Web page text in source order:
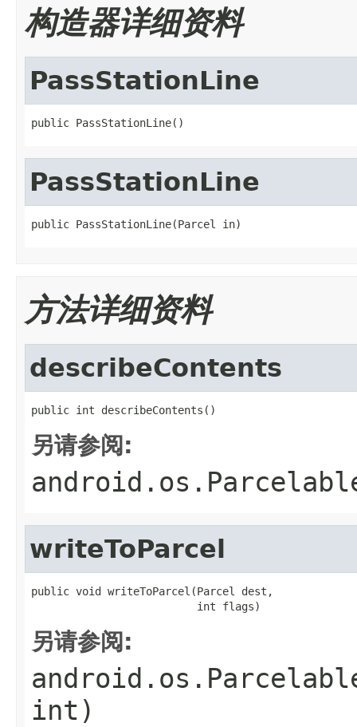
构造器详细资料
PassStationLine
public PassStationLine()
PassStationLine
public PassStationLine(Parcel in)
方法详细资料
describeContents
public int describeContents()
另请参阅:
writeToParcel
public void writeToParcel(Parcel dest,
                          int flags)
另请参阅:
int)